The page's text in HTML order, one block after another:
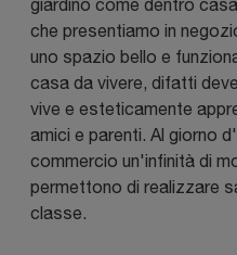
giardino come dentro
che presentiamo in
uno spazio bello e
casa da vivere, difatti
vive e esteticamente
amici e parenti. Al giorno
commercio un'infinità di
permettono di realizzare
classe.